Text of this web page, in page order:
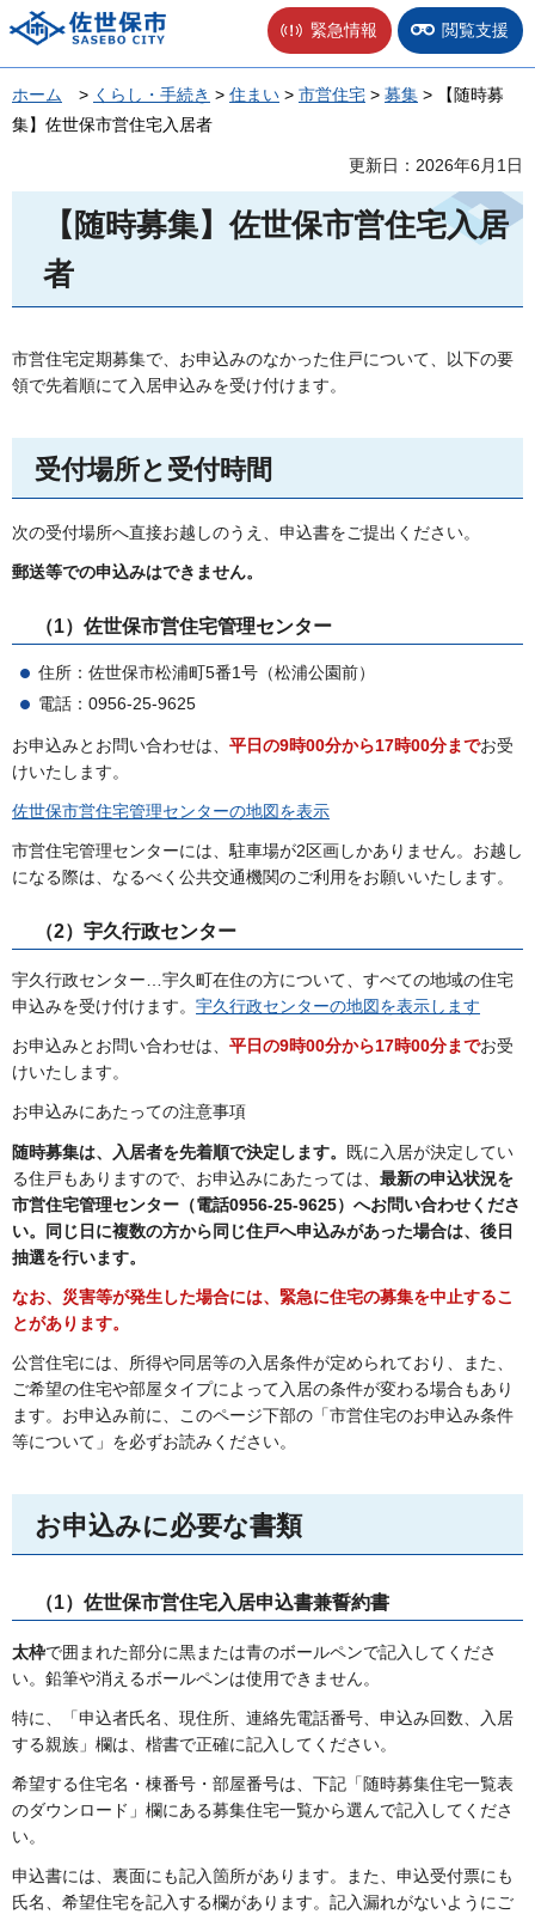
佐世保市 緊急情報 閲覧支援
ホーム > くらし・手続き > 住まい > 市営住宅 > 募集 > 【随時募
集】佐世保市営住宅入居者
更新日：2026年6月1日
【随時募集】佐世保市営住宅入居
者
市営住宅定期募集で、お申込みのなかった住戸について、以下の要
領で先着順にて入居申込みを受け付けます。
受付場所と受付時間
次の受付場所へ直接お越しのうえ、申込書をご提出ください。
郵送等での申込みはできません。
（1）佐世保市営住宅管理センター
住所：佐世保市松浦町5番1号（松浦公園前）
電話：0956-25-9625
お申込みとお問い合わせは、 平日の9時00分から17時00分までお受
けいたします。
佐世保市営住宅管理センターの地図を表示
市営住宅管理センターには、駐車場が2区画しかありません。お越し
になる際は、なるべく公共交通機関のご利用をお願いいたします。
（2）宇久行政センター
宇久行政センター…宇久町在住の方について、すべての地域の住宅
申込みを受け付けます。 宇久行政センターの地図を表示します
お申込みとお問い合わせは、 平日の9時00分から17時00分までお受
けいたします。
お申込みにあたっての注意事項
随時募集は、入居者を先着順で決定します。 既に入居が決定してい
る住戸もありますので、お申込みにあたっては、 最新の申込状況を
市営住宅管理センター（電話0956-25-9625）へお問い合わせくださ
い。 同じ日に複数の方から同じ住戸へ申込みがあった場合は、後日
抽選を行います。
なお、災害等が発生した場合には、緊急に住宅の募集を中止するこ
とがあります。
公営住宅には、所得や同居等の入居条件が定められており、また、
ご希望の住宅や部屋タイプによって入居の条件が変わる場合もあり
ます。お申込み前に、このページ下部の「市営住宅のお申込み条件
等について」を必ずお読みください。
お申込みに必要な書類
（1）佐世保市営住宅入居申込書兼誓約書
太枠で囲まれた部分に黒または青のボールペンで記入してくださ
い。鉛筆や消えるボールペンは使用できません。
特に、「申込者氏名、現住所、連絡先電話番号、申込み回数、入居
する親族」欄は、楷書で正確に記入してください。
希望する住宅名・棟番号・部屋番号は、下記「随時募集住宅一覧表
のダウンロード」欄にある募集住宅一覧から選んで記入してくださ
い。
申込書には、裏面にも記入箇所があります。また、申込受付票にも
氏名、希望住宅を記入する欄があります。記入漏れがないようにご